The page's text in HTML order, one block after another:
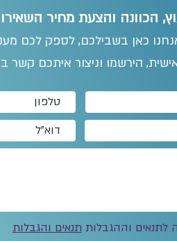
הכוונה והצעת מחיר
כאן בשבילכם, לספק לכם
הירשמו וניצור איתכם
לתנאים וההגבלות תנאים והגבלות